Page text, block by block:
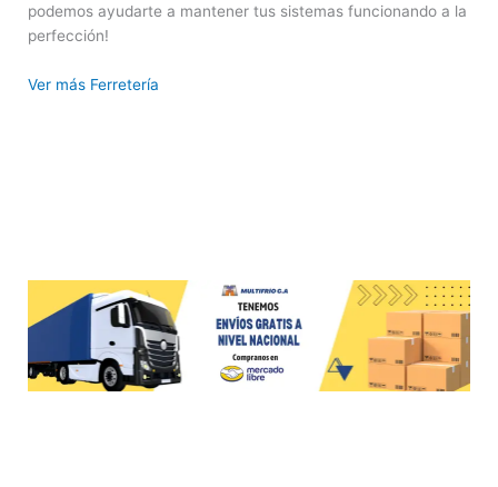
podemos ayudarte a mantener tus sistemas funcionando a la
perfección!
Ver más Ferretería